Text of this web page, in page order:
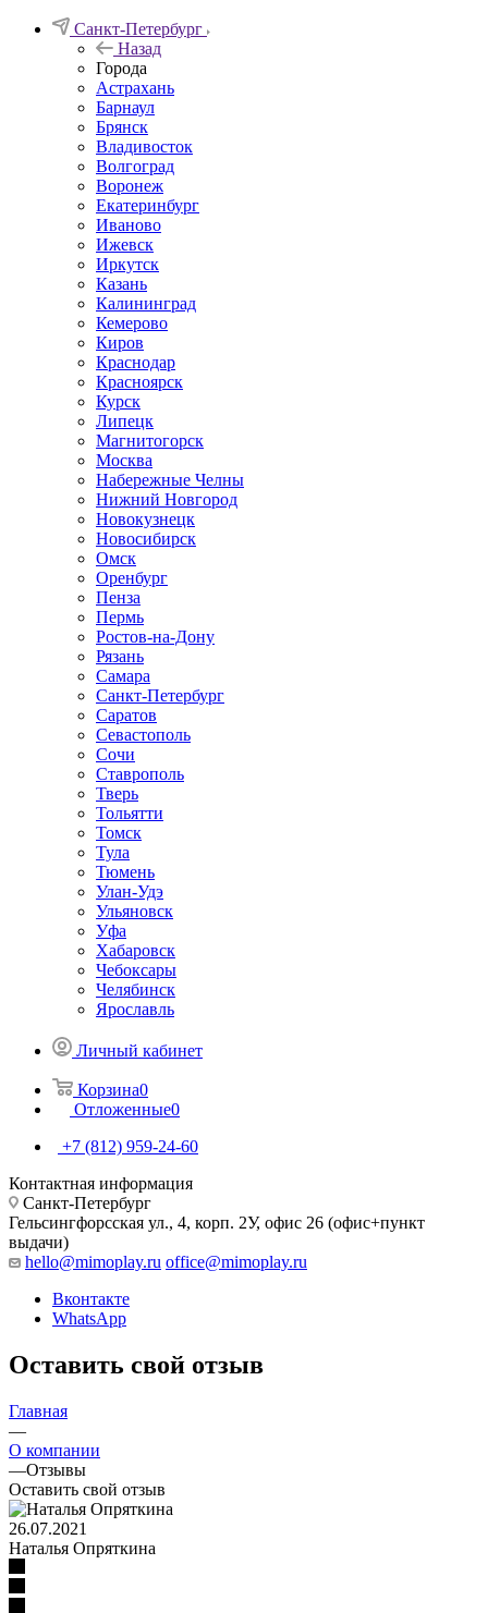
Санкт-Петербург
Назад
Города
Астрахань
Барнаул
Брянск
Владивосток
Волгоград
Воронеж
Екатеринбург
Иваново
Ижевск
Иркутск
Казань
Калининград
Кемерово
Киров
Краснодар
Красноярск
Курск
Липецк
Магнитогорск
Москва
Набережные Челны
Нижний Новгород
Новокузнецк
Новосибирск
Омск
Оренбург
Пенза
Пермь
Ростов-на-Дону
Рязань
Самара
Санкт-Петербург
Саратов
Севастополь
Сочи
Ставрополь
Тверь
Тольятти
Томск
Тула
Тюмень
Улан-Удэ
Ульяновск
Уфа
Хабаровск
Чебоксары
Челябинск
Ярославль
Личный кабинет
Корзина0
Отложенные0
+7 (812) 959-24-60
Контактная информация
Санкт-Петербург
Гельсингфорсская ул., 4, корп. 2У, офис 26 (офис+пункт
выдачи)
hello@mimoplay.ru office@mimoplay.ru
Вконтакте
WhatsApp
Оставить свой отзыв
Главная
—
О компании
—Отзывы
Оставить свой отзыв
26.07.2021
Наталья Опряткина